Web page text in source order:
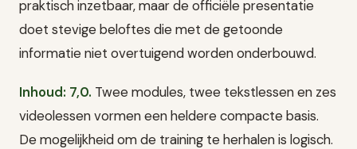
praktisch inzetbaar, maar de officiële presentatie
doet stevige beloftes die met de getoonde
informatie niet overtuigend worden onderbouwd.
Inhoud: 7,0. Twee modules, twee tekstlessen en zes
videolessen vormen een heldere compacte basis.
De mogelijkheid om de training te herhalen is logisch.